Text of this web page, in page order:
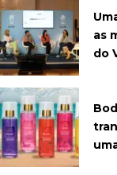
as
do